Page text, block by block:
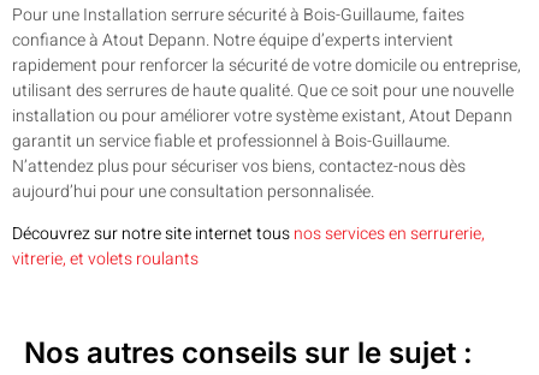
Pour une Installation serrure sécurité à Bois-Guillaume, faites
confiance à Atout Depann. Notre équipe d’experts intervient
rapidement pour renforcer la sécurité de votre domicile ou entreprise,
utilisant des serrures de haute qualité. Que ce soit pour une nouvelle
installation ou pour améliorer votre système existant, Atout Depann
garantit un service fiable et professionnel à Bois-Guillaume.
N’attendez plus pour sécuriser vos biens, contactez-nous dès
aujourd’hui pour une consultation personnalisée.
Découvrez sur notre site internet tousnos services en serrurerie,
vitrerie, et volets roulants
Nos autres conseils sur le sujet :